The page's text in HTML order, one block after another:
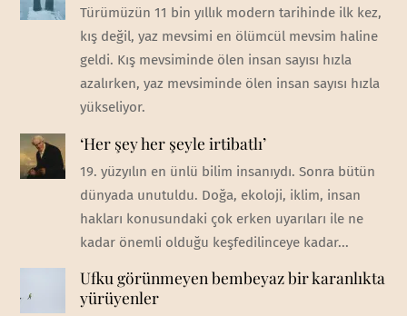
Türümüzün 11 bin yıllık modern tarihinde ilk kez,
kış değil, yaz mevsimi en ölümcül mevsim haline
geldi. Kış mevsiminde ölen insan sayısı hızla
azalırken, yaz mevsiminde ölen insan sayısı hızla
yükseliyor.
‘Her şey her şeyle irtibatlı’
19. yüzyılın en ünlü bilim insanıydı. Sonra bütün
dünyada unutuldu. Doğa, ekoloji, iklim, insan
hakları konusundaki çok erken uyarıları ile ne
kadar önemli olduğu keşfedilinceye kadar...
Ufku görünmeyen bembeyaz bir karanlıkta
yürüyenler